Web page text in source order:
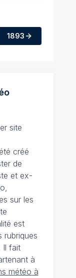
1893
site
créé
de
et ex-
sur les
est
rubriques
Il fait
à
météo à